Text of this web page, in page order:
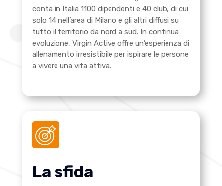
conta in Italia 1100 dipendenti e 40 club, di cui
solo 14 nell’area di Milano e gli altri diffusi su
tutto il territorio da nord a sud. In continua
evoluzione, Virgin Active offre un’esperienza di
allenamento irresistibile per ispirare le persone
a vivere una vita attiva.
La sfida